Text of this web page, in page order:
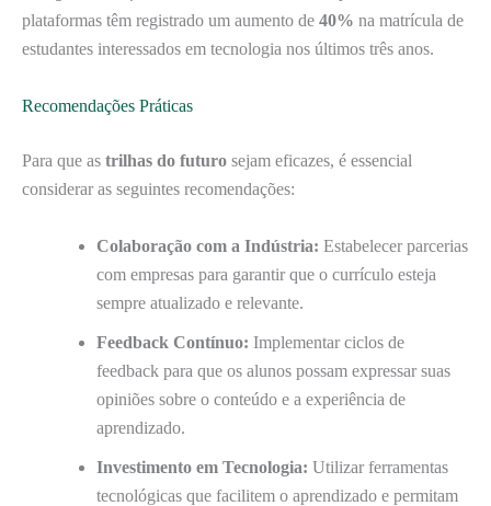
plataformas têm registrado um aumento de 40% na matrícula de
estudantes interessados em tecnologia nos últimos três anos.
Recomendações Práticas
Para que as trilhas do futuro sejam eficazes, é essencial
considerar as seguintes recomendações:
Colaboração com a Indústria: Estabelecer parcerias
com empresas para garantir que o currículo esteja
sempre atualizado e relevante.
Feedback Contínuo: Implementar ciclos de
feedback para que os alunos possam expressar suas
opiniões sobre o conteúdo e a experiência de
aprendizado.
Investimento em Tecnologia: Utilizar ferramentas
tecnológicas que facilitem o aprendizado e permitam